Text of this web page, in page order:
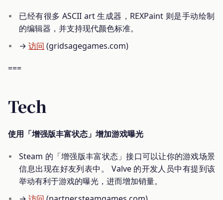
已经有很多 ASCII art 生成器，REXPaint 则是手动绘制
的编辑器，并支持现代颜色标准。
→访问 (gridsagegames.com)
===
Tech
使用「增强版丰富状态」增加游戏曝光
Steam 的「增强版丰富状态」接口可以让你的游戏场景
信息出现在好友列表中。 Valve 的开发人员中有提到该
举动有利于游戏的曝光，进而增加销量。